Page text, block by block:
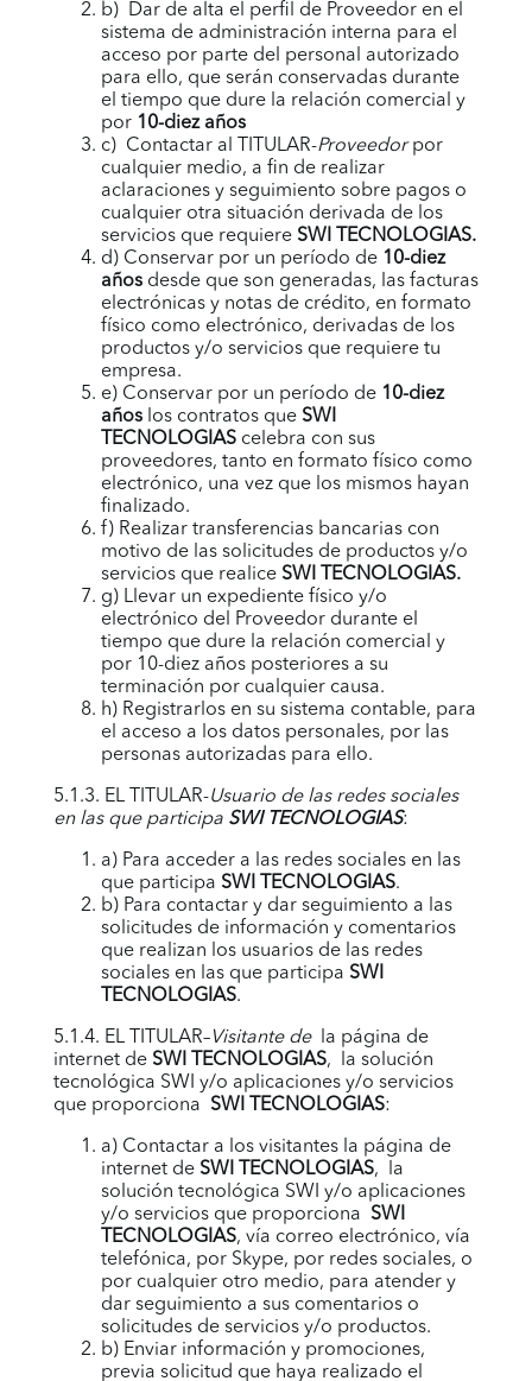
b) Dar de alta el perfil de Proveedor en el
sistema de administración interna para el
acceso por parte del personal autorizado
para ello, que serán conservadas durante
el tiempo que dure la relación comercial y
por 10-diez años
c) Contactar al TITULAR-Proveedorpor
cualquier medio, a fin de realizar
aclaraciones y seguimiento sobre pagos o
cualquier otra situación derivada de los
servicios que requiere SWI TECNOLOGIAS.
d) Conservar por un período de 10-diez
añosdesde que son generadas, las facturas
electrónicas y notas de crédito, en formato
físico como electrónico, derivadas de los
productos y/o servicios que requiere tu
empresa.
e) Conservar por un período de 10-diez
añoslos contratos que SWI
TECNOLOGIAScelebra con sus
proveedores, tanto en formato físico como
electrónico, una vez que los mismos hayan
finalizado.
f) Realizar transferencias bancarias con
motivo de las solicitudes de productos y/o
servicios que realice SWI TECNOLOGIAS.
g) Llevar un expediente físico y/o
electrónico del Proveedor durante el
tiempo que dure la relación comercial y
por 10-diez años posteriores a su
terminación por cualquier causa.
h) Registrarlos en su sistema contable, para
el acceso a los datos personales, por las
personas autorizadas para ello.
5.1.3. EL TITULAR-Usuario de las redes sociales
en las que participa SWI TECNOLOGIAS:
a) Para acceder a las redes sociales en las
que participa SWI TECNOLOGIAS.
b) Para contactar y dar seguimiento a las
solicitudes de información y comentarios
que realizan los usuarios de las redes
sociales en las que participa SWI
TECNOLOGIAS.
5.1.4. EL TITULAR–Visitante de
la página de
internet de SWI TECNOLOGIAS, la solución
tecnológica SWI y/o aplicaciones y/o servicios
que proporciona SWI TECNOLOGIAS:
a) Contactar a los visitantes la página de
internet de SWI TECNOLOGIAS, la
solución tecnológica SWI y/o aplicaciones
y/o servicios que proporciona SWI
TECNOLOGIAS, vía correo electrónico, vía
telefónica, por Skype, por redes sociales, o
por cualquier otro medio, para atender y
dar seguimiento a sus comentarios o
solicitudes de servicios y/o productos.
b) Enviar información y promociones,
previa solicitud que haya realizado el